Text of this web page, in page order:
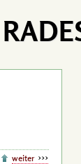
weiter